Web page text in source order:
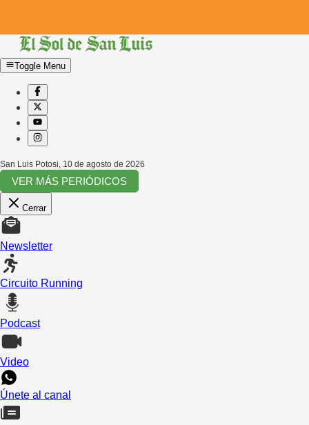
Toggle Menu
San Luis Potosi 10 de agosto de 2026
VER MÁS PERIÓDICOS
Cerrar
Newsletter
Circuito Running
Podcast
Video
Únete al canal